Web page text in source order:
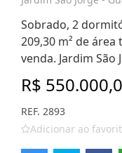
Sobrado, 2
209,30 m² de
venda. Jardim São
R$
REF. 2893
Adicionar ao